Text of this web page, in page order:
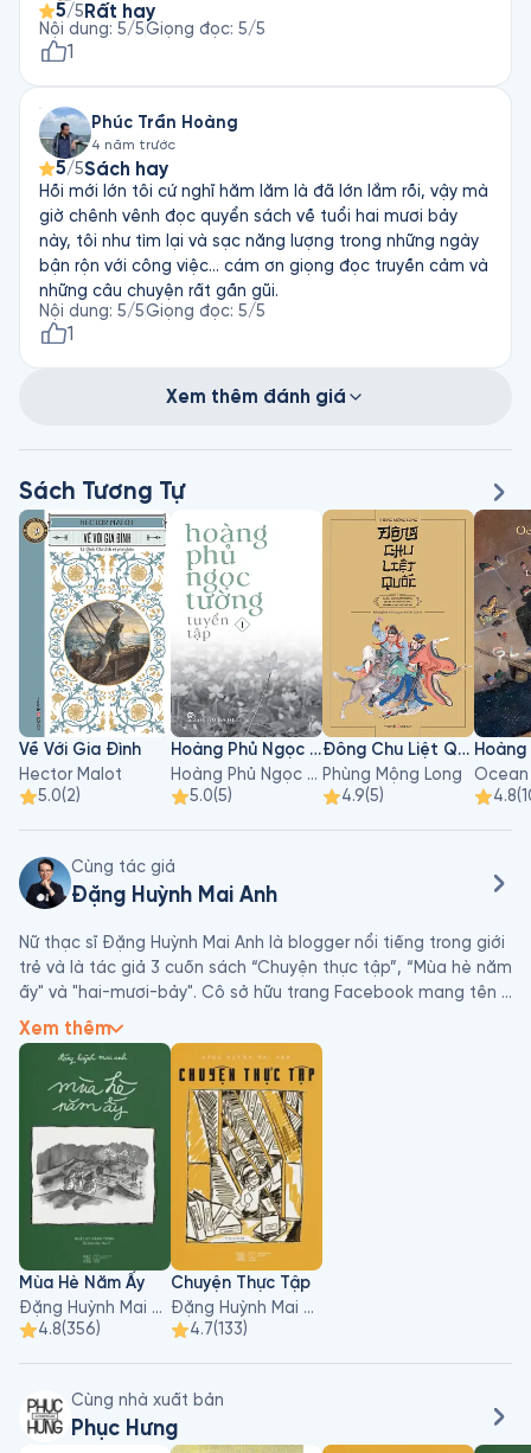
5/5 Rất hay
Nội dung: 5/5Giọng đọc: 5/5
1
Phúc Trần Hoàng
4 năm trước
5/5Sách hay
Hồi mới lớn tôi cứ nghĩ hăm lăm là đã lớn lắm rồi, vậy mà
giờ chênh vênh đọc quyển sách về tuổi hai mươi bảy
này, tôi như tìm lại và sạc năng lượng trong những ngày
bận rộn với công việc… cám ơn giọng đọc truyền cảm và
những câu chuyện rất gần gũi.
Nội dung: 5/5Giọng đọc: 5/5
1
Xem thêm đánh giá
Sách Tương Tự
Về Với Gia Đình
Hector Malot
5.0(2)
Hoàng Phủ Ngọc Tường - Tập 1
Hoàng Phủ Ngọc Tường
5.0(5)
Đông Chu Liệt Quốc - Tập 3
Phùng Mộng Long
4.9(5)
Ocean
4.8(
Cùng tác giả
Đặng Huỳnh Mai Anh
Nữ thạc sĩ Đặng Huỳnh Mai Anh là blogger nổi tiếng trong giới
trẻ và là tác giả 3 cuốn sách “Chuyện thực tập”, “Mùa hè năm
ấy" và "hai-mươi-bảy". Cô sở hữu trang Facebook mang tên
"Mai Anh D. Viết" với gần 30.000 người theo dõi.
Chưa đầy 25 tuổi, cô gái nhỏ nhắn đã “bỏ túi” không ít những
giải thưởng như Nhà lãnh đạo toàn cầu trong chuyến Du khảo
sinh thái tại Đức của Đại sứ Môi trường Bayer (BYEE).
Cô là đại diện Việt Nam tham gia Hội nghị Thượng đỉnh Thanh
niên Thế Giới - Global Youth Summit - tại Anh.
Mai Anh lọt vào top 8 Đại sứ môi trường Bayer 2012; giành học
bổng Eiffel tại Đại học Kinh tế Toulouse (Pháp) và một số giải
thưởng liên quan văn học khác.
Xem thêm
Mùa Hè Năm Ấy
Đặng Huỳnh Mai Anh
4.8(356)
Chuyện Thực Tập
Đặng Huỳnh Mai Anh
4.7(133)
Cùng nhà xuất bản
Phục Hưng